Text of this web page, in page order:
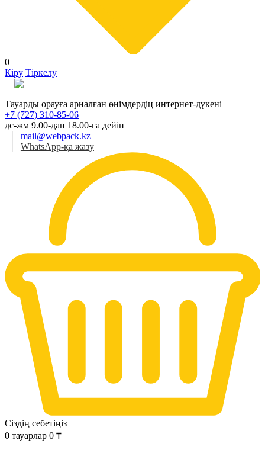
0
Кіру Тіркелу
Тауарды орауға арналған өнімдердің интернет-дүкені
+7 (727) 310-85-06
дс-жм 9.00-дан 18.00-ға дейін
mail@webpack.kz
WhatsApp-қа жазу
Сіздің себетіңіз
0 тауарлар 0 ₸